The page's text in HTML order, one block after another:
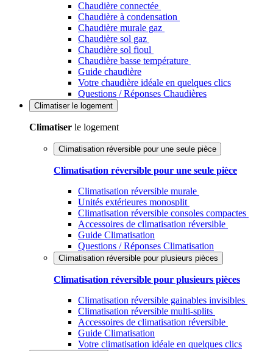
Chaudière connectée
Chaudière à condensation
Chaudière murale gaz
Chaudière sol gaz
Chaudière sol fioul
Chaudière basse température
Guide chaudière
Votre chaudière idéale en quelques clics
Questions / Réponses Chaudières
Climatiser le logement
Climatiser le logement
Climatisation réversible pour une seule pièce
Climatisation réversible pour une seule pièce
Climatisation réversible murale
Unités extérieures monosplit
Climatisation réversible consoles compactes
Accessoires de climatisation réversible
Guide Climatisation
Questions / Réponses Climatisation
Climatisation réversible pour plusieurs pièces
Climatisation réversible pour plusieurs pièces
Climatisation réversible gainables invisibles
Climatisation réversible multi-splits
Accessoires de climatisation réversible
Guide Climatisation
Votre climatisation idéale en quelques clics